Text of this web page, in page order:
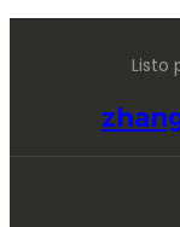
Listo